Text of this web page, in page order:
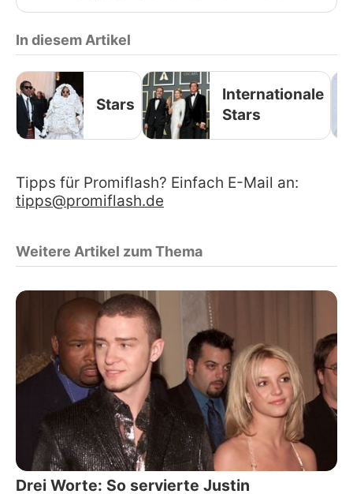
In diesem Artikel
Stars
Internationale
Stars
Tipps für Promiflash? Einfach E-Mail an:
tipps@promiflash.de
Weitere Artikel zum Thema
Drei Worte: So servierte Justin